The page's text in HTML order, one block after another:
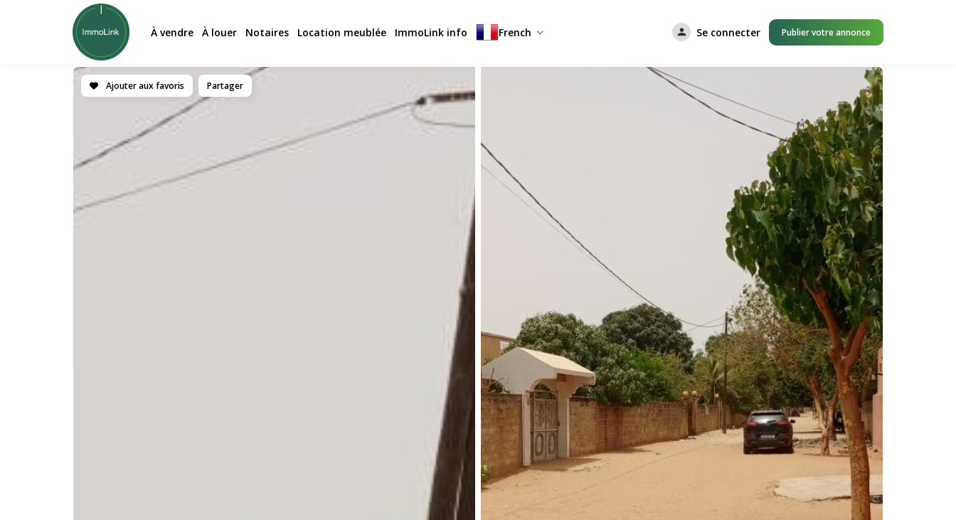
À vendre À louer Notaires Location meublée ImmoLink info French Se connecter Publier votre annonce
Ajouter aux favoris Partager